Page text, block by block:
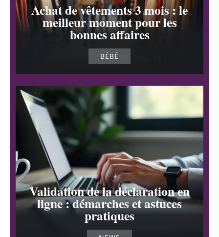
Achat de vêtements 3 mois : le
meilleur moment pour les
bonnes affaires
BÉBÉ
Validation de la déclaration en
ligne : démarches et astuces
pratiques